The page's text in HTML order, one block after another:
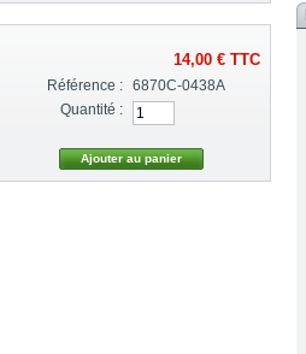
14,00 €TTC
Référence :
6870C-0438A
Quantité :